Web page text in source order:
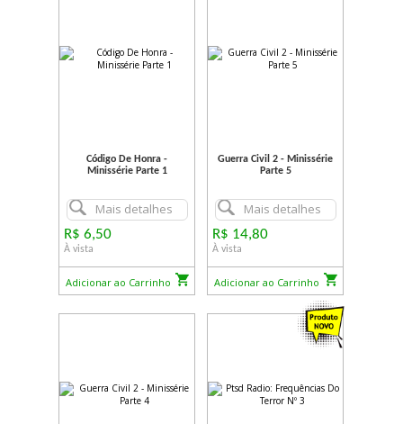
Código De Honra -
Minissérie Parte 1
Mais detalhes
R$ 6,50
À vista
Adicionar ao Carrinho
Guerra Civil 2 - Minissérie
Parte 5
Mais detalhes
R$ 14,80
À vista
Adicionar ao Carrinho